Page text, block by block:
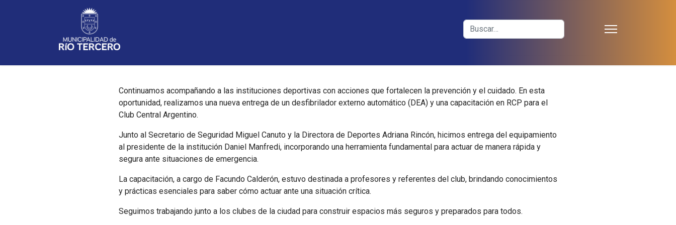
Buscar
Continuamos acompañando a las instituciones deportivas con acciones que fortalecen la prevención y el cuidado. En esta
oportunidad, realizamos una nueva entrega de un desfibrilador externo automático (DEA) y una capacitación en RCP para el
Club Central Argentino.
Junto al Secretario de Seguridad Miguel Canuto y la Directora de Deportes Adriana Rincón, hicimos entrega del equipamiento
al presidente de la institución Daniel Manfredi, incorporando una herramienta fundamental para actuar de manera rápida y
segura ante situaciones de emergencia.
La capacitación, a cargo de Facundo Calderón, estuvo destinada a profesores y referentes del club, brindando conocimientos
y prácticas esenciales para saber cómo actuar ante una situación crítica.
Seguimos trabajando junto a los clubes de la ciudad para construir espacios más seguros y preparados para todos.